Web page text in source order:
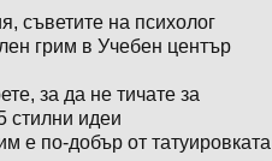
съветите на психолог
грим в Учебен център
за да не тичате за
стилни идеи
е по-добър от татуировката